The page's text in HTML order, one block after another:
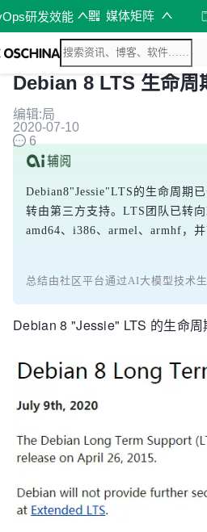
研发效能 媒体矩阵
Debian 8 LTS 生命周
编辑:局
2020-07-10
6
Debian8"Jessie"LTS的生命周期
转由第三方支持。LTS团队已转
amd64、i386、armel、armhf，
总结由社区平台通过AI大模型技术
Debian 8 "Jessie" LTS 的生命